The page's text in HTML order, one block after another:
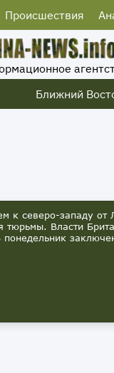
Происшествия
Ближний
к северо-западу от
тюрьмы. Власти